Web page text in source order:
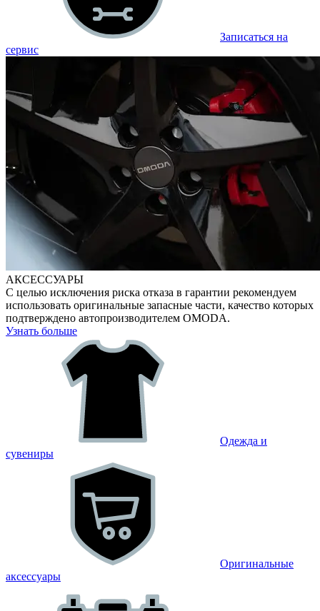
Записаться на
сервис
АКСЕССУАРЫ
С целью исключения риска отказа в гарантии рекомендуем
использовать оригинальные запасные части, качество которых
подтверждено автопроизводителем OMODA.
Узнать больше
Одежда и
сувениры
Оригинальные
аксессуары